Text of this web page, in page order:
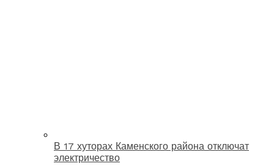
В 17 хуторах Каменского района отключат
электричество